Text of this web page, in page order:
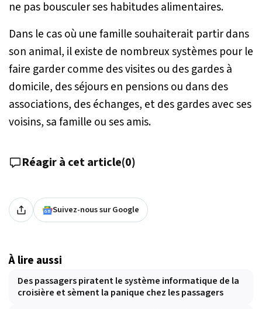
ne pas bousculer ses habitudes alimentaires.
Dans le cas où une famille souhaiterait partir dans
son animal, il existe de nombreux systèmes pour le
faire garder comme des visites ou des gardes à
domicile, des séjours en pensions ou dans des
associations, des échanges, et des gardes avec ses
voisins, sa famille ou ses amis.
Réagir à cet article(0)
Suivez-nous sur Google
À lire aussi
Des passagers piratent le système informatique de la
croisière et sèment la panique chez les passagers